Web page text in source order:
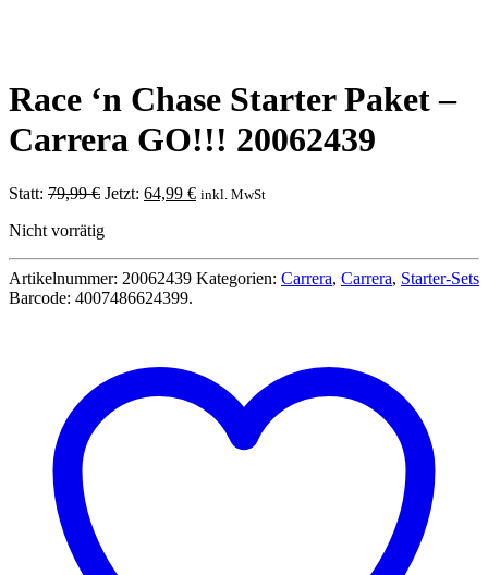
Race ‘n Chase Starter Paket –
Carrera GO!!! 20062439
Statt: 79,99€ Ursprünglicher
war:
Jetzt: 64,99 €Aktueller
inkl. MwSt
Nicht vorrätig
Artikelnummer: 20062439 Kategorien: Carrera, Carrera, Starter-Sets
Barcode: 4007486624399.